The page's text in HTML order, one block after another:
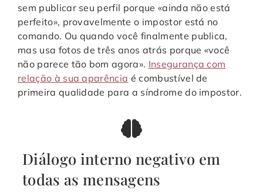
sem publicar seu perfil porque «ainda não está
perfeito», provavelmente o impostor está no
comando. Ou quando você finalmente publica,
mas usa fotos de três anos atrás porque «você
não parece tão bom agora». Insegurança com
relação à sua aparência é combustível de
primeira qualidade para a síndrome do impostor.
Diálogo interno negativo em
todas as mensagens